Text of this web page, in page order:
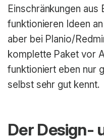
Einschränkungen
funktionieren Ideen
aber bei Planio/
komplette Paket vor
funktioniert eben nur
selbst sehr gut kennt.
Der Design-